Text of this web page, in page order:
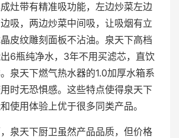
灶带有精准吸功能，左边炒菜左边
吸，两边炒菜中间吸，让吸烟有立
皮纹雕刻面板不沾油。泉天下高档
6瓶纯净水，3年不用买滤芯，直饮
泉天下燃气热水器的1.0加厚水箱系
时无恐惧感。这些特点使得泉天下
使用体验上优于很多同类产品。
泉天下厨卫虽然产品品质，但价格